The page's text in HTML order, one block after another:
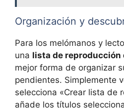
Organización y
Para los melómanos y
una lista de reproducción
mejor forma de organizar
pendientes. Simplemente
selecciona «Crear lista de
añade los títulos